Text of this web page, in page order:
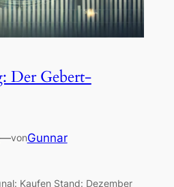
Der Gebert-
—vonGunnar
Kaufen Stand: Dezember